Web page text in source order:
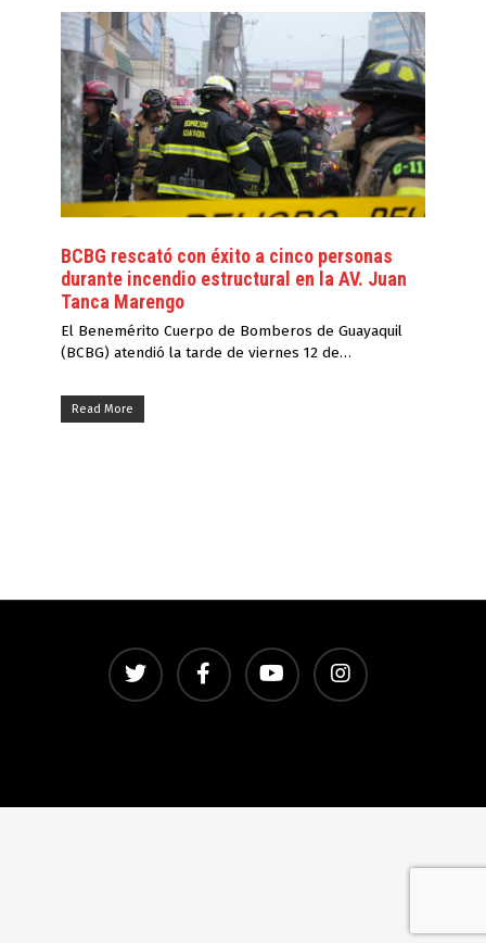
BCBG rescató con éxito a cinco personas
durante incendio estructural en la AV. Juan
Tanca Marengo
El Benemérito Cuerpo de Bomberos de Guayaquil
(BCBG) atendió la tarde de viernes 12 de…
Read More